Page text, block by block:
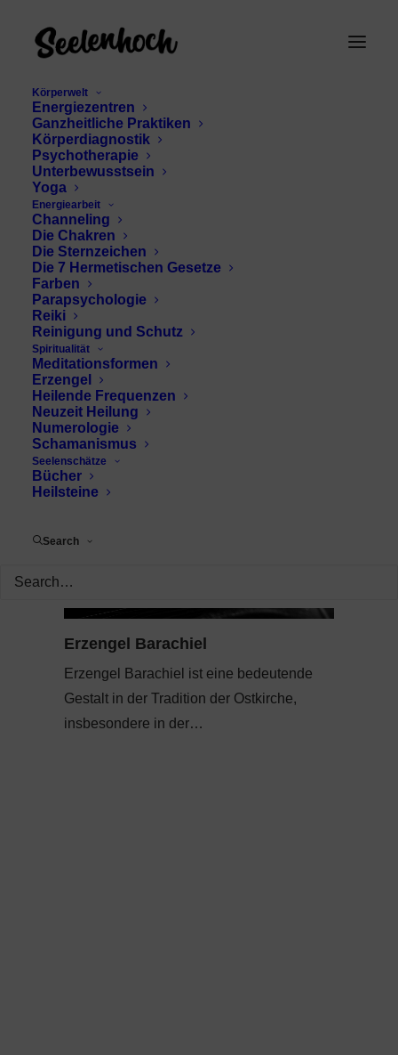
Körperwelt
Energiezentren
Ganzheitliche Praktiken
Körperdiagnostik
Psychotherapie
Unterbewusstsein
Yoga
Energiearbeit
Channeling
Die Chakren
Die Sternzeichen
Die 7 Hermetischen Gesetze
Farben
Parapsychologie
Reiki
Reinigung und Schutz
Spiritualität
Meditationsformen
Erzengel
Heilende Frequenzen
Neuzeit Heilung
Numerologie
Schamanismus
Seelenschätze
Bücher
Heilsteine
Search
Gebet für Erfolg
Erzengel Barachiel
Erzengel Barachiel ist eine bedeutende
Gestalt in der Tradition der Ostkirche,
insbesondere in der…